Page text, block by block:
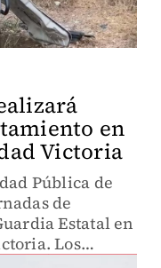
en
Victoria
Pública de
de
Estatal en
Los